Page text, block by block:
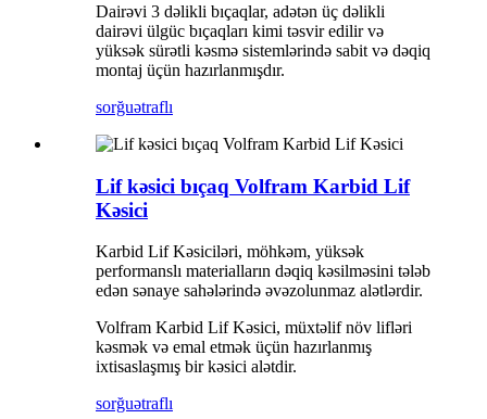
Dairəvi 3 dəlikli bıçaqlar, adətən üç dəlikli
dairəvi ülgüc bıçaqları kimi təsvir edilir və
yüksək sürətli kəsmə sistemlərində sabit və dəqiq
montaj üçün hazırlanmışdır.
sorğuətraflı
Lif kəsici bıçaq Volfram Karbid Lif
Kəsici
Karbid Lif Kəsiciləri, möhkəm, yüksək
performanslı materialların dəqiq kəsilməsini tələb
edən sənaye sahələrində əvəzolunmaz alətlərdir.
Volfram Karbid Lif Kəsici, müxtəlif növ lifləri
kəsmək və emal etmək üçün hazırlanmış
ixtisaslaşmış bir kəsici alətdir.
sorğuətraflı